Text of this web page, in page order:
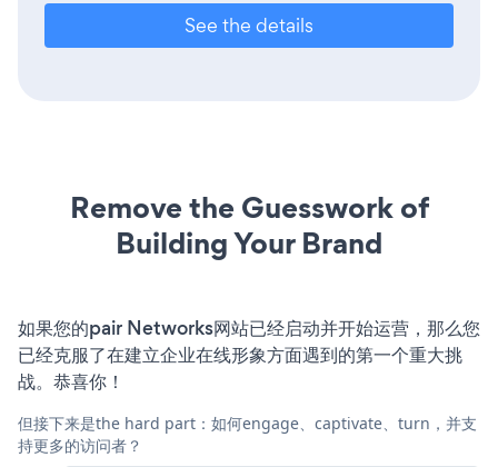
See the details
Remove the Guesswork of
Building Your Brand
如果您的pair Networks网站已经启动并开始运营，那么您
已经克服了在建立企业在线形象方面遇到的第一个重大挑
战。恭喜你！
但接下来是the hard part：如何engage、captivate、turn，并支
持更多的访问者？